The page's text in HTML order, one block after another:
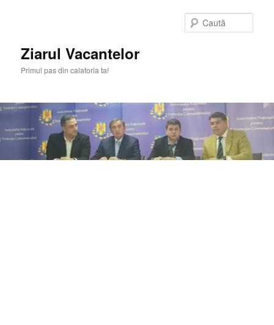
Ziarul Vacantelor
Primul pas din calatoria ta!